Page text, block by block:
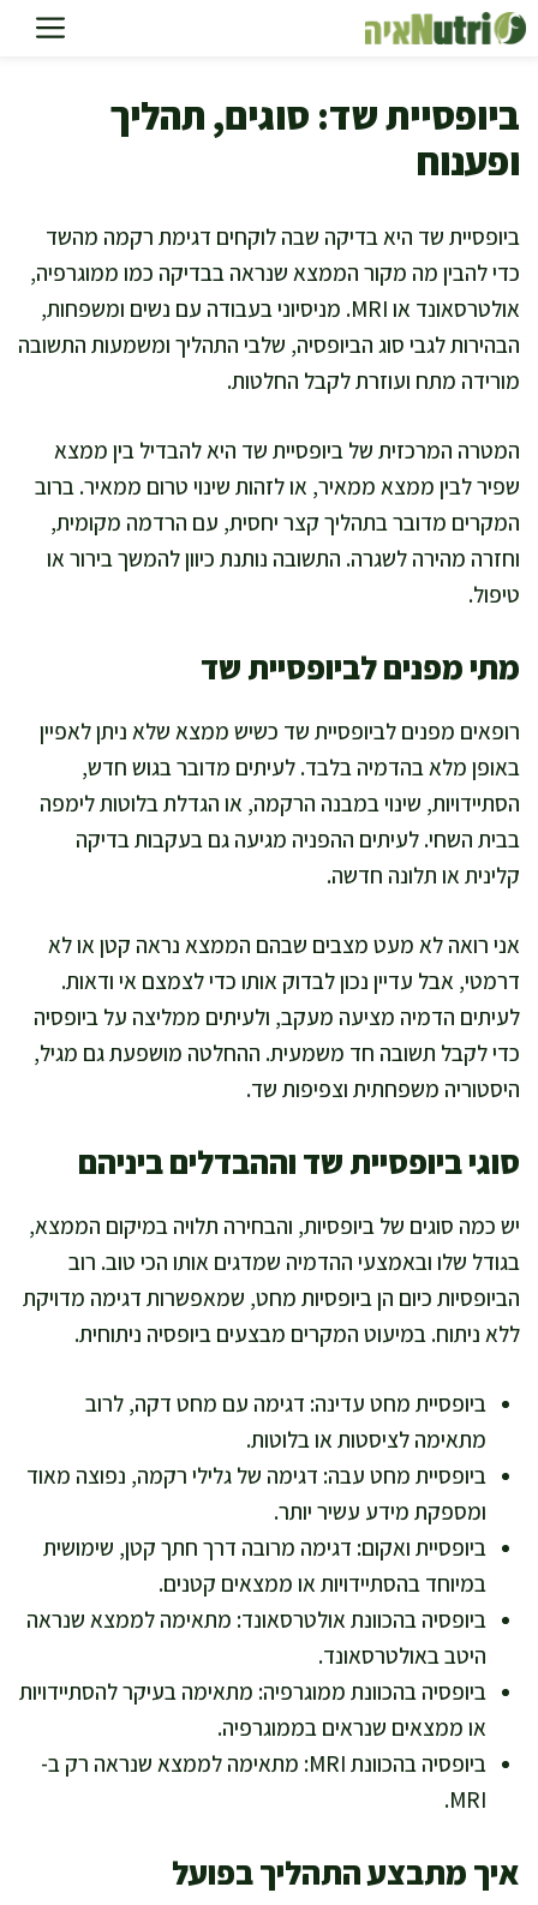
לדלג
לתוכן
ביופסיית שד: סוגים, תהליך
ופענוח
ביופסיית שד היא בדיקה שבה לוקחים דגימת רקמה מהשד
כדי להבין מה מקור הממצא שנראה בבדיקה כמו ממוגרפיה,
אולטרסאונד או MRI. מניסיוני בעבודה עם נשים ומשפחות,
הבהירות לגבי סוג הביופסיה, שלבי התהליך ומשמעות התשובה
מורידה מתח ועוזרת לקבל החלטות.
המטרה המרכזית של ביופסיית שד היא להבדיל בין ממצא
שפיר לבין ממצא ממאיר, או לזהות שינוי טרום ממאיר. ברוב
המקרים מדובר בתהליך קצר יחסית, עם הרדמה מקומית,
וחזרה מהירה לשגרה. התשובה נותנת כיוון להמשך בירור או
טיפול.
מתי מפנים לביופסיית שד
רופאים מפנים לביופסיית שד כשיש ממצא שלא ניתן לאפיין
באופן מלא בהדמיה בלבד. לעיתים מדובר בגוש חדש,
הסתיידויות, שינוי במבנה הרקמה, או הגדלת בלוטות לימפה
בבית השחי. לעיתים ההפניה מגיעה גם בעקבות בדיקה
קלינית או תלונה חדשה.
אני רואה לא מעט מצבים שבהם הממצא נראה קטן או לא
דרמטי, אבל עדיין נכון לבדוק אותו כדי לצמצם אי ודאות.
לעיתים הדמיה מציעה מעקב, ולעיתים ממליצה על ביופסיה
כדי לקבל תשובה חד משמעית. ההחלטה מושפעת גם מגיל,
היסטוריה משפחתית וצפיפות שד.
סוגי ביופסיית שד וההבדלים ביניהם
יש כמה סוגים של ביופסיות, והבחירה תלויה במיקום הממצא,
בגודל שלו ובאמצעי ההדמיה שמדגים אותו הכי טוב. רוב
הביופסיות כיום הן ביופסיות מחט, שמאפשרות דגימה מדויקת
ללא ניתוח. במיעוט המקרים מבצעים ביופסיה ניתוחית.
ביופסיית מחט עדינה: דגימה עם מחט דקה, לרוב
מתאימה לציסטות או בלוטות.
ביופסיית מחט עבה: דגימה של גלילי רקמה, נפוצה מאוד
ומספקת מידע עשיר יותר.
ביופסיית ואקום: דגימה מרובה דרך חתך קטן, שימושית
במיוחד בהסתיידויות או ממצאים קטנים.
ביופסיה בהכוונת אולטרסאונד: מתאימה לממצא שנראה
היטב באולטרסאונד.
ביופסיה בהכוונת ממוגרפיה: מתאימה בעיקר להסתיידויות
או ממצאים שנראים בממוגרפיה.
ביופסיה בהכוונת MRI: מתאימה לממצא שנראה רק ב-
MRI.
איך מתבצע התהליך בפועל